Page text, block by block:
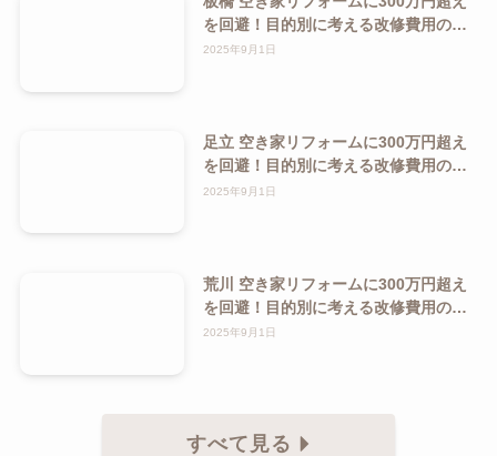
を回避！目的別に考える改修費用の抑
え方ガイド
2025年9月1日
足立 空き家リフォームに300万円超え
を回避！目的別に考える改修費用の抑
え方ガイド
2025年9月1日
荒川 空き家リフォームに300万円超え
を回避！目的別に考える改修費用の抑
え方ガイド
2025年9月1日
すべて見る